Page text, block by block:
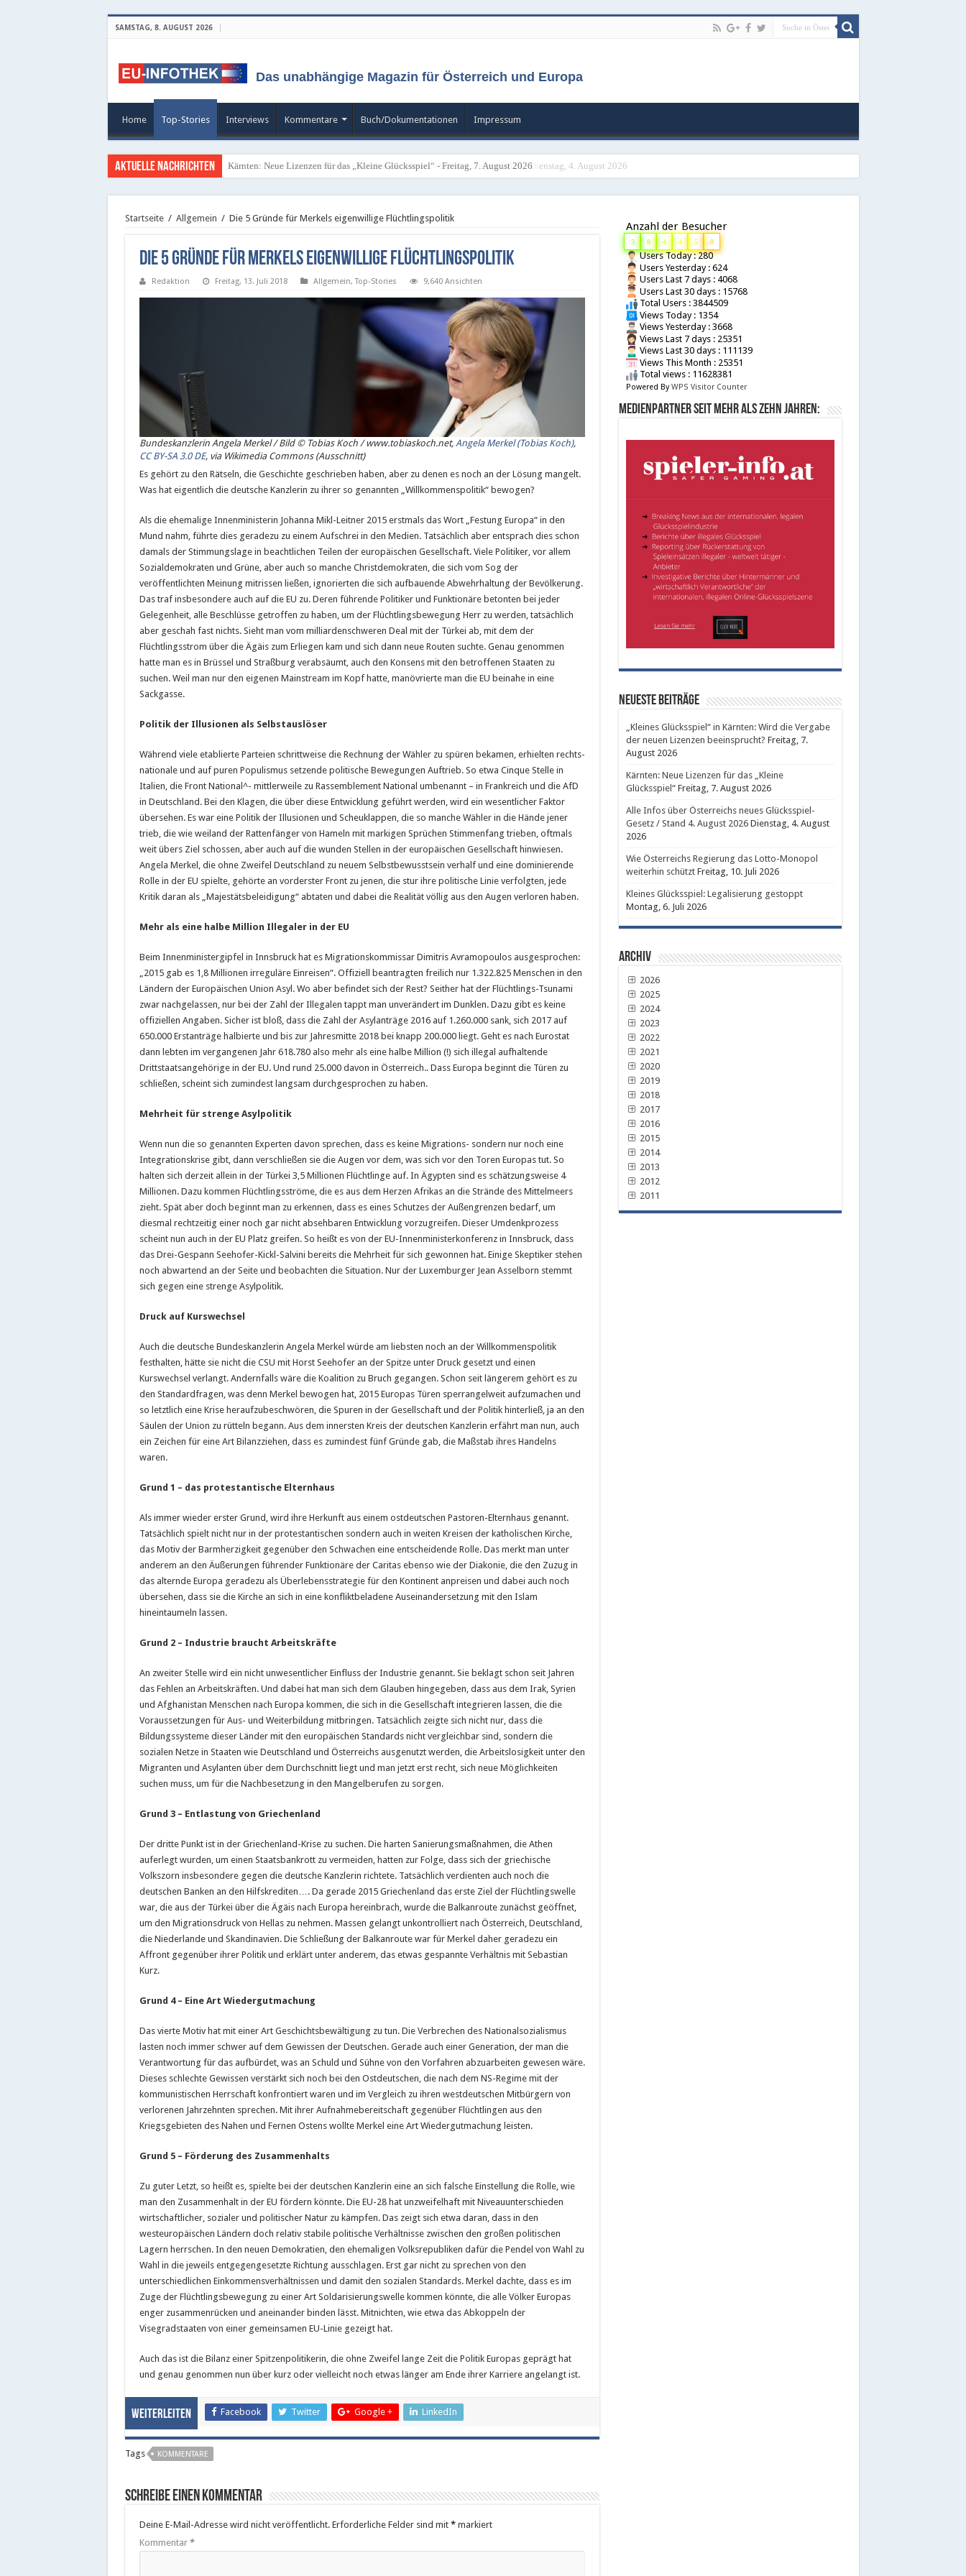
SAMSTAG, 8. AUGUST 2026
Das unabhängige Magazin für Österreich und Europa
Home Top-Stories Interviews Kommentare Buch/Dokumentationen Impressum
Aktuelle Nachrichten Alle Infos über Österreichs neues Glücksspiel-Gesetz / Stand 4. August 2026 - Dienstag, 4. August 2026
Startseite / Allgemein / Die 5 Gründe für Merkels eigenwillige Flüchtlingspolitik
Die 5 Gründe für Merkels eigenwillige Flüchtlingspolitik
Redaktion Freitag, 13. Juli 2018 Allgemein,Top-Stories 9,640 Ansichten
Bundeskanzlerin Angela Merkel / Bild © Tobias Koch / www.tobiaskoch.net, Angela Merkel (Tobias Koch),
CC BY-SA 3.0 DE, via Wikimedia Commons (Ausschnitt)
Es gehört zu den Rätseln, die Geschichte geschrieben haben, aber zu denen es noch an der Lösung mangelt.
Was hat eigentlich die deutsche Kanzlerin zu ihrer so genannten „Willkommenspolitik“ bewogen?
Als die ehemalige Innenministerin Johanna Mikl-Leitner 2015 erstmals das Wort „Festung Europa“ in den
Mund nahm, führte dies geradezu zu einem Aufschrei in den Medien. Tatsächlich aber entsprach dies schon
damals der Stimmungslage in beachtlichen Teilen der europäischen Gesellschaft. Viele Politiker, vor allem
Sozialdemokraten und Grüne, aber auch so manche Christdemokraten, die sich vom Sog der
veröffentlichten Meinung mitrissen ließen, ignorierten die sich aufbauende Abwehrhaltung der Bevölkerung.
Das traf insbesondere auch auf die EU zu. Deren führende Politiker und Funktionäre betonten bei jeder
Gelegenheit, alle Beschlüsse getroffen zu haben, um der Flüchtlingsbewegung Herr zu werden, tatsächlich
aber geschah fast nichts. Sieht man vom milliardenschweren Deal mit der Türkei ab, mit dem der
Flüchtlingsstrom über die Ägäis zum Erliegen kam und sich dann neue Routen suchte. Genau genommen
hatte man es in Brüssel und Straßburg verabsäumt, auch den Konsens mit den betroffenen Staaten zu
suchen. Weil man nur den eigenen Mainstream im Kopf hatte, manövrierte man die EU beinahe in eine
Sackgasse.
Politik der Illusionen als Selbstauslöser
Während viele etablierte Parteien schrittweise die Rechnung der Wähler zu spüren bekamen, erhielten rechts-
nationale und auf puren Populismus setzende politische Bewegungen Auftrieb. So etwa Cinque Stelle in
Italien, die Front National^- mittlerweile zu Rassemblement National umbenannt – in Frankreich und die AfD
in Deutschland. Bei den Klagen, die über diese Entwicklung geführt werden, wird ein wesentlicher Faktor
übersehen. Es war eine Politik der Illusionen und Scheuklappen, die so manche Wähler in die Hände jener
trieb, die wie weiland der Rattenfänger von Hameln mit markigen Sprüchen Stimmenfang trieben, oftmals
weit übers Ziel schossen, aber auch auf die wunden Stellen in der europäischen Gesellschaft hinwiesen.
Angela Merkel, die ohne Zweifel Deutschland zu neuem Selbstbewusstsein verhalf und eine dominierende
Rolle in der EU spielte, gehörte an vorderster Front zu jenen, die stur ihre politische Linie verfolgten, jede
Kritik daran als „Majestätsbeleidigung“ abtaten und dabei die Realität völlig aus den Augen verloren haben.
Mehr als eine halbe Million Illegaler in der EU
Beim Innenministergipfel in Innsbruck hat es Migrationskommissar Dimitris Avramopoulos ausgesprochen:
„2015 gab es 1,8 Millionen irreguläre Einreisen“. Offiziell beantragten freilich nur 1.322.825 Menschen in den
Ländern der Europäischen Union Asyl. Wo aber befindet sich der Rest? Seither hat der Flüchtlings-Tsunami
zwar nachgelassen, nur bei der Zahl der Illegalen tappt man unverändert im Dunklen. Dazu gibt es keine
offiziellen Angaben. Sicher ist bloß, dass die Zahl der Asylanträge 2016 auf 1.260.000 sank, sich 2017 auf
650.000 Erstanträge halbierte und bis zur Jahresmitte 2018 bei knapp 200.000 liegt. Geht es nach Eurostat
dann lebten im vergangenen Jahr 618.780 also mehr als eine halbe Million (!) sich illegal aufhaltende
Drittstaatsangehörige in der EU. Und rund 25.000 davon in Österreich.. Dass Europa beginnt die Türen zu
schließen, scheint sich zumindest langsam durchgesprochen zu haben.
Mehrheit für strenge Asylpolitik
Wenn nun die so genannten Experten davon sprechen, dass es keine Migrations- sondern nur noch eine
Integrationskrise gibt, dann verschließen sie die Augen vor dem, was sich vor den Toren Europas tut. So
halten sich derzeit allein in der Türkei 3,5 Millionen Flüchtlinge auf. In Ägypten sind es schätzungsweise 4
Millionen. Dazu kommen Flüchtlingsströme, die es aus dem Herzen Afrikas an die Strände des Mittelmeers
zieht. Spät aber doch beginnt man zu erkennen, dass es eines Schutzes der Außengrenzen bedarf, um
diesmal rechtzeitig einer noch gar nicht absehbaren Entwicklung vorzugreifen. Dieser Umdenkprozess
scheint nun auch in der EU Platz greifen. So heißt es von der EU-Innenministerkonferenz in Innsbruck, dass
das Drei-Gespann Seehofer-Kickl-Salvini bereits die Mehrheit für sich gewonnen hat. Einige Skeptiker stehen
noch abwartend an der Seite und beobachten die Situation. Nur der Luxemburger Jean Asselborn stemmt
sich gegen eine strenge Asylpolitik.
Druck auf Kurswechsel
Auch die deutsche Bundeskanzlerin Angela Merkel würde am liebsten noch an der Willkommenspolitik
festhalten, hätte sie nicht die CSU mit Horst Seehofer an der Spitze unter Druck gesetzt und einen
Kurswechsel verlangt. Andernfalls wäre die Koalition zu Bruch gegangen. Schon seit längerem gehört es zu
den Standardfragen, was denn Merkel bewogen hat, 2015 Europas Türen sperrangelweit aufzumachen und
so letztlich eine Krise heraufzubeschwören, die Spuren in der Gesellschaft und der Politik hinterließ, ja an den
Säulen der Union zu rütteln begann. Aus dem innersten Kreis der deutschen Kanzlerin erfährt man nun, auch
ein Zeichen für eine Art Bilanzziehen, dass es zumindest fünf Gründe gab, die Maßstab ihres Handelns
waren.
Grund 1 – das protestantische Elternhaus
Als immer wieder erster Grund, wird ihre Herkunft aus einem ostdeutschen Pastoren-Elternhaus genannt.
Tatsächlich spielt nicht nur in der protestantischen sondern auch in weiten Kreisen der katholischen Kirche,
das Motiv der Barmherzigkeit gegenüber den Schwachen eine entscheidende Rolle. Das merkt man unter
anderem an den Äußerungen führender Funktionäre der Caritas ebenso wie der Diakonie, die den Zuzug in
das alternde Europa geradezu als Überlebensstrategie für den Kontinent anpreisen und dabei auch noch
übersehen, dass sie die Kirche an sich in eine konfliktbeladene Auseinandersetzung mit den Islam
hineintaumeln lassen.
Grund 2 – Industrie braucht Arbeitskräfte
An zweiter Stelle wird ein nicht unwesentlicher Einfluss der Industrie genannt. Sie beklagt schon seit Jahren
das Fehlen an Arbeitskräften. Und dabei hat man sich dem Glauben hingegeben, dass aus dem Irak, Syrien
und Afghanistan Menschen nach Europa kommen, die sich in die Gesellschaft integrieren lassen, die die
Voraussetzungen für Aus- und Weiterbildung mitbringen. Tatsächlich zeigte sich nicht nur, dass die
Bildungssysteme dieser Länder mit den europäischen Standards nicht vergleichbar sind, sondern die
sozialen Netze in Staaten wie Deutschland und Österreichs ausgenutzt werden, die Arbeitslosigkeit unter den
Migranten und Asylanten über dem Durchschnitt liegt und man jetzt erst recht, sich neue Möglichkeiten
suchen muss, um für die Nachbesetzung in den Mangelberufen zu sorgen.
Grund 3 – Entlastung von Griechenland
Der dritte Punkt ist in der Griechenland-Krise zu suchen. Die harten Sanierungsmaßnahmen, die Athen
auferlegt wurden, um einen Staatsbankrott zu vermeiden, hatten zur Folge, dass sich der griechische
Volkszorn insbesondere gegen die deutsche Kanzlerin richtete. Tatsächlich verdienten auch noch die
deutschen Banken an den Hilfskrediten…. Da gerade 2015 Griechenland das erste Ziel der Flüchtlingswelle
war, die aus der Türkei über die Ägäis nach Europa hereinbrach, wurde die Balkanroute zunächst geöffnet,
um den Migrationsdruck von Hellas zu nehmen. Massen gelangt unkontrolliert nach Österreich, Deutschland,
die Niederlande und Skandinavien. Die Schließung der Balkanroute war für Merkel daher geradezu ein
Affront gegenüber ihrer Politik und erklärt unter anderem, das etwas gespannte Verhältnis mit Sebastian
Kurz.
Grund 4 – Eine Art Wiedergutmachung
Das vierte Motiv hat mit einer Art Geschichtsbewältigung zu tun. Die Verbrechen des Nationalsozialismus
lasten noch immer schwer auf dem Gewissen der Deutschen. Gerade auch einer Generation, der man die
Verantwortung für das aufbürdet, was an Schuld und Sühne von den Vorfahren abzuarbeiten gewesen wäre.
Dieses schlechte Gewissen verstärkt sich noch bei den Ostdeutschen, die nach dem NS-Regime mit der
kommunistischen Herrschaft konfrontiert waren und im Vergleich zu ihren westdeutschen Mitbürgern von
verlorenen Jahrzehnten sprechen. Mit ihrer Aufnahmebereitschaft gegenüber Flüchtlingen aus den
Kriegsgebieten des Nahen und Fernen Ostens wollte Merkel eine Art Wiedergutmachung leisten.
Grund 5 – Förderung des Zusammenhalts
Zu guter Letzt, so heißt es, spielte bei der deutschen Kanzlerin eine an sich falsche Einstellung die Rolle, wie
man den Zusammenhalt in der EU fördern könnte. Die EU-28 hat unzweifelhaft mit Niveauunterschieden
wirtschaftlicher, sozialer und politischer Natur zu kämpfen. Das zeigt sich etwa daran, dass in den
westeuropäischen Ländern doch relativ stabile politische Verhältnisse zwischen den großen politischen
Lagern herrschen. In den neuen Demokratien, den ehemaligen Volksrepubliken dafür die Pendel von Wahl zu
Wahl in die jeweils entgegengesetzte Richtung ausschlagen. Erst gar nicht zu sprechen von den
unterschiedlichen Einkommensverhältnissen und damit den sozialen Standards. Merkel dachte, dass es im
Zuge der Flüchtlingsbewegung zu einer Art Soldarisierungswelle kommen könnte, die alle Völker Europas
enger zusammenrücken und aneinander binden lässt. Mitnichten, wie etwa das Abkoppeln der
Visegradstaaten von einer gemeinsamen EU-Linie gezeigt hat.
Auch das ist die Bilanz einer Spitzenpolitikerin, die ohne Zweifel lange Zeit die Politik Europas geprägt hat
und genau genommen nun über kurz oder vielleicht noch etwas länger am Ende ihrer Karriere angelangt ist.
Weiterleiten Facebook Twitter Google + LinkedIn
Tags KOMMENTARE
Schreibe einen Kommentar
Deine E-Mail-Adresse wird nicht veröffentlicht. Erforderliche Felder sind mit *markiert
Kommentar *
Anzahl der Besucher
3 8 4 4 5 0
Users Today : 280
Users Yesterday : 624
Users Last 7 days : 4068
Users Last 30 days : 15768
Total Users : 3844509
Views Today : 1354
Views Yesterday : 3668
Views Last 7 days : 25351
Views Last 30 days : 111139
Views This Month : 25351
Total views : 11628381
Powered By WPS Visitor Counter
Medienpartner seit mehr als zehn Jahren:
Neueste Beiträge
„Kleines Glücksspiel“ in Kärnten: Wird die Vergabe
der neuen Lizenzen beeinsprucht? Freitag, 7.
August 2026
Kärnten: Neue Lizenzen für das „Kleine
Glücksspiel“ Freitag, 7. August 2026
Alle Infos über Österreichs neues Glücksspiel-
Gesetz / Stand 4. August 2026 Dienstag, 4. August
2026
Wie Österreichs Regierung das Lotto-Monopol
weiterhin schützt Freitag, 10. Juli 2026
Kleines Glücksspiel: Legalisierung gestoppt
Montag, 6. Juli 2026
Archiv
2026
2025
2024
2023
2022
2021
2020
2019
2018
2017
2016
2015
2014
2013
2012
2011